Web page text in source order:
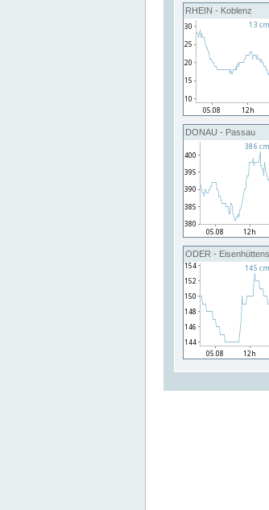
RHEIN - Koblenz
DONAU - Passau
ODER -